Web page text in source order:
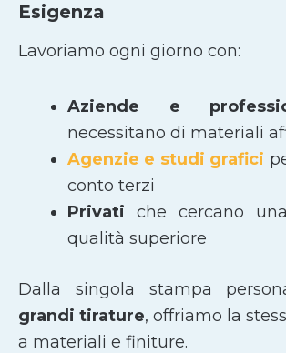
Esigenza
Lavoriamo ogni giorno con:
Aziende e
necessitano di materiali
Agenzie e studi grafici
conto terzi
Privati che cercano
qualità superiore
Dalla singola stampa
grandi tirature, offriamo la
a materiali e finiture.